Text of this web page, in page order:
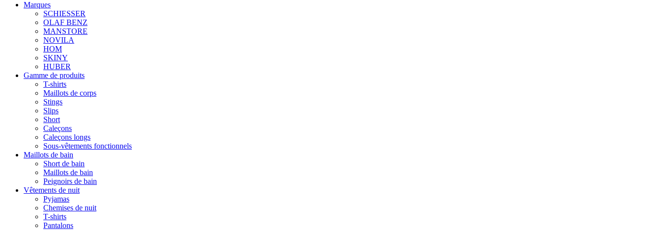
Marques
SCHIESSER
OLAF BENZ
MANSTORE
NOVILA
HOM
SKINY
HUBER
Gamme de produits
T-shirts
Maillots de corps
Stings
Slips
Short
Caleçons
Caleçons longs
Sous-vêtements fonctionnels
Maillots de bain
Short de bain
Maillots de bain
Peignoirs de bain
Vêtements de nuit
Pyjamas
Chemises de nuit
T-shirts
Pantalons